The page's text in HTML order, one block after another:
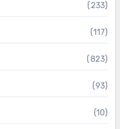
(233)
(117)
(823)
(93)
(10)